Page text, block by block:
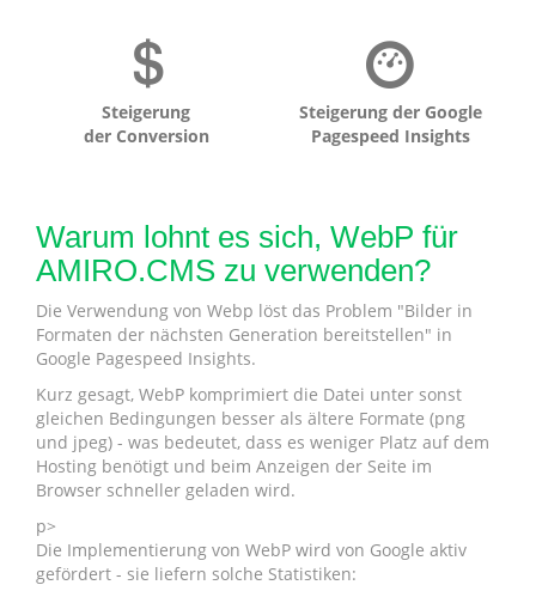
Steigerung
der Conversion
Steigerung der Google
Pagespeed Insights
Warum lohnt es sich, WebP für
AMIRO.CMS zu verwenden?
Die Verwendung von Webp löst das Problem "Bilder in
Formaten der nächsten Generation bereitstellen" in
Google Pagespeed Insights.
Kurz gesagt, WebP komprimiert die Datei unter sonst
gleichen Bedingungen besser als ältere Formate (png
und jpeg) - was bedeutet, dass es weniger Platz auf dem
Hosting benötigt und beim Anzeigen der Seite im
Browser schneller geladen wird.
p>
Die Implementierung von WebP wird von Google aktiv
gefördert - sie liefern solche Statistiken: